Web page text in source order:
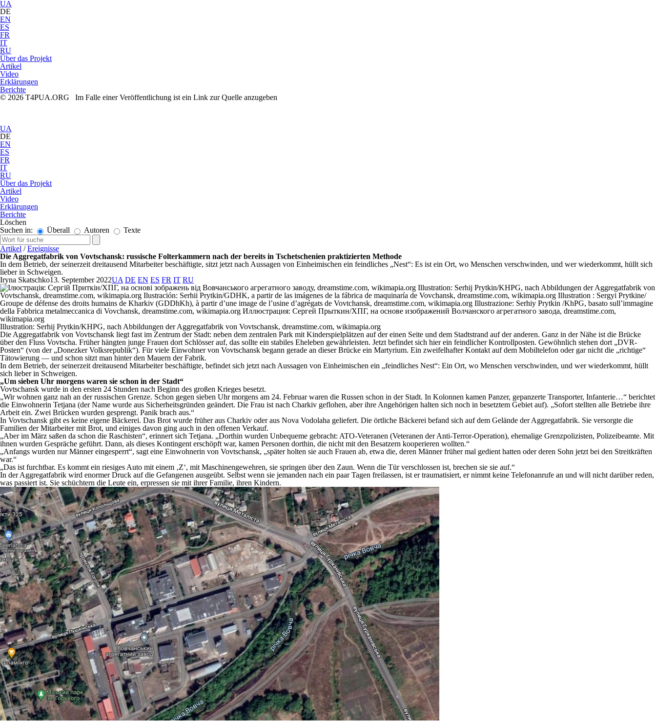
UA
DE
EN
ES
FR
IT
RU
Über das Projekt
Artikel
Video
Erklärungen
Berichte
© 2026 T4PUA.ORG Im Falle einer Veröffentlichung ist ein Link zur Quelle anzugeben
UA
DE
EN
ES
FR
IT
RU
Über das Projekt
Artikel
Video
Erklärungen
Berichte
Löschen
Suchen in:
Überall Autoren Texte
Artikel /Ereignisse
Die Aggregatfabrik von Vovtschansk: russische Folterkammern nach der bereits in Tschetschenien praktizierten Methode
In dem Betrieb, der seinerzeit dreitausend Mitarbeiter beschäftigte, sitzt jetzt nach Aussagen von Einheimischen ein feindliches „Nest“: Es ist ein Ort, wo Menschen verschwinden, und wer wiederkommt, hüllt sich
lieber in Schweigen.
Iryna Skatschko13. September 2022UA DE EN ES FR IT RU
Illustration: Serhij Prytkin/KHPG, nach Abbildungen der Aggregatfabrik von Vovtschansk, dreamstime.com, wikimapia.org
Die Aggregatfabrik von Vovtschansk liegt fast im Zentrum der Stadt: neben dem zentralen Park mit Kinderspielplätzen auf der einen Seite und dem Stadtstrand auf der anderen. Ganz in der Nähe ist die Brücke
über den Fluss Vovtscha. Früher hängten junge Frauen dort Schlösser auf, das sollte ein stabiles Eheleben gewährleisten. Jetzt befindet sich hier ein feindlicher Kontrollposten. Gewöhnlich stehen dort „DVR-
Posten“ (von der „Donezker Volksrepublik“). Für viele Einwohner von Vovtschansk begann gerade an dieser Brücke ein Martyrium. Ein zweifelhafter Kontakt auf dem Mobiltelefon oder gar nicht die „richtige“
Tätowierung — und schon sitzt man hinter den Mauern der Fabrik.
In dem Betrieb, der seinerzeit dreitausend Mitarbeiter beschäftigte, befindet sich jetzt nach Aussagen von Einheimischen ein „feindliches Nest“: Ein Ort, wo Menschen verschwinden, und wer wiederkommt, hüllt
sich lieber in Schweigen.
„Um sieben Uhr morgens waren sie schon in der Stadt“
Vovtschansk wurde in den ersten 24 Stunden nach Beginn des großen Krieges besetzt.
„Wir wohnen ganz nah an der russischen Grenze. Schon gegen sieben Uhr morgens am 24. Februar waren die Russen schon in der Stadt. In Kolonnen kamen Panzer, gepanzerte Transporter, Infanterie…“ berichtet
die Einwohnerin Tetjana (der Name wurde aus Sicherheitsgründen geändert. Die Frau ist nach Charkiv geflohen, aber ihre Angehörigen halten sich noch in besetztem Gebiet auf). „Sofort stellten alle Betriebe ihre
Arbeit ein. Zwei Brücken wurden gesprengt. Panik brach aus.“
In Vovtschansk gibt es keine eigene Bäckerei. Das Brot wurde früher aus Charkiv oder aus Nova Vodolaha geliefert. Die örtliche Bäckerei befand sich auf dem Gelände der Aggregatfabrik. Sie versorgte die
Familien der Mitarbeiter mit Brot, und einiges davon ging auch in den offenen Verkauf.
„Aber im März saßen da schon die Raschisten“, erinnert sich Tetjana. „Dorthin wurden Unbequeme gebracht: ATO-Veteranen (Veteranen der Anti-Terror-Operation), ehemalige Grenzpolizisten, Polizeibeamte. Mit
ihnen wurden Gespräche geführt. Dann, als dieses Kontingent erschöpft war, kamen Personen dorthin, die nicht mit den Besatzern kooperieren wollten.“
„Anfangs wurden nur Männer eingesperrt“, sagt eine Einwohnerin von Vovtschansk, „später holten sie auch Frauen ab, etwa die, deren Männer früher mal gedient hatten oder deren Sohn jetzt bei den Streitkräften
war.“
„Das ist furchtbar. Es kommt ein riesiges Auto mit einem ‚Z‘, mit Maschinengewehren, sie springen über den Zaun. Wenn die Tür verschlossen ist, brechen sie sie auf.“
In der Aggregatfabrik wird enormer Druck auf die Gefangenen ausgeübt. Selbst wenn sie jemanden nach ein paar Tagen freilassen, ist er traumatisiert, er nimmt keine Telefonanrufe an und will nicht darüber reden,
was passiert ist. Sie schüchtern die Leute ein, erpressen sie mit ihrer Familie, ihren Kindern.